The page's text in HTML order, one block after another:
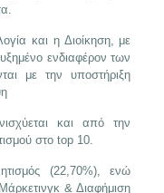
και η Διοίκηση, με
ενδιαφέρον των
με την υποστήριξη
και από την
στο top 10.
(22,70%), ενώ
& Διαφήμιση